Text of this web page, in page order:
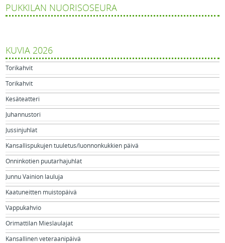
PUKKILAN NUORISOSEURA
KUVIA 2026
Torikahvit
Torikahvit
Kesäteatteri
Juhannustori
Jussinjuhlat
Kansallispukujen tuuletus/luonnonkukkien päivä
Onninkotien puutarhajuhlat
Junnu Vainion lauluja
Kaatuneitten muistopäivä
Vappukahvio
Orimattilan Mieslaulajat
Kansallinen veteraanipäivä